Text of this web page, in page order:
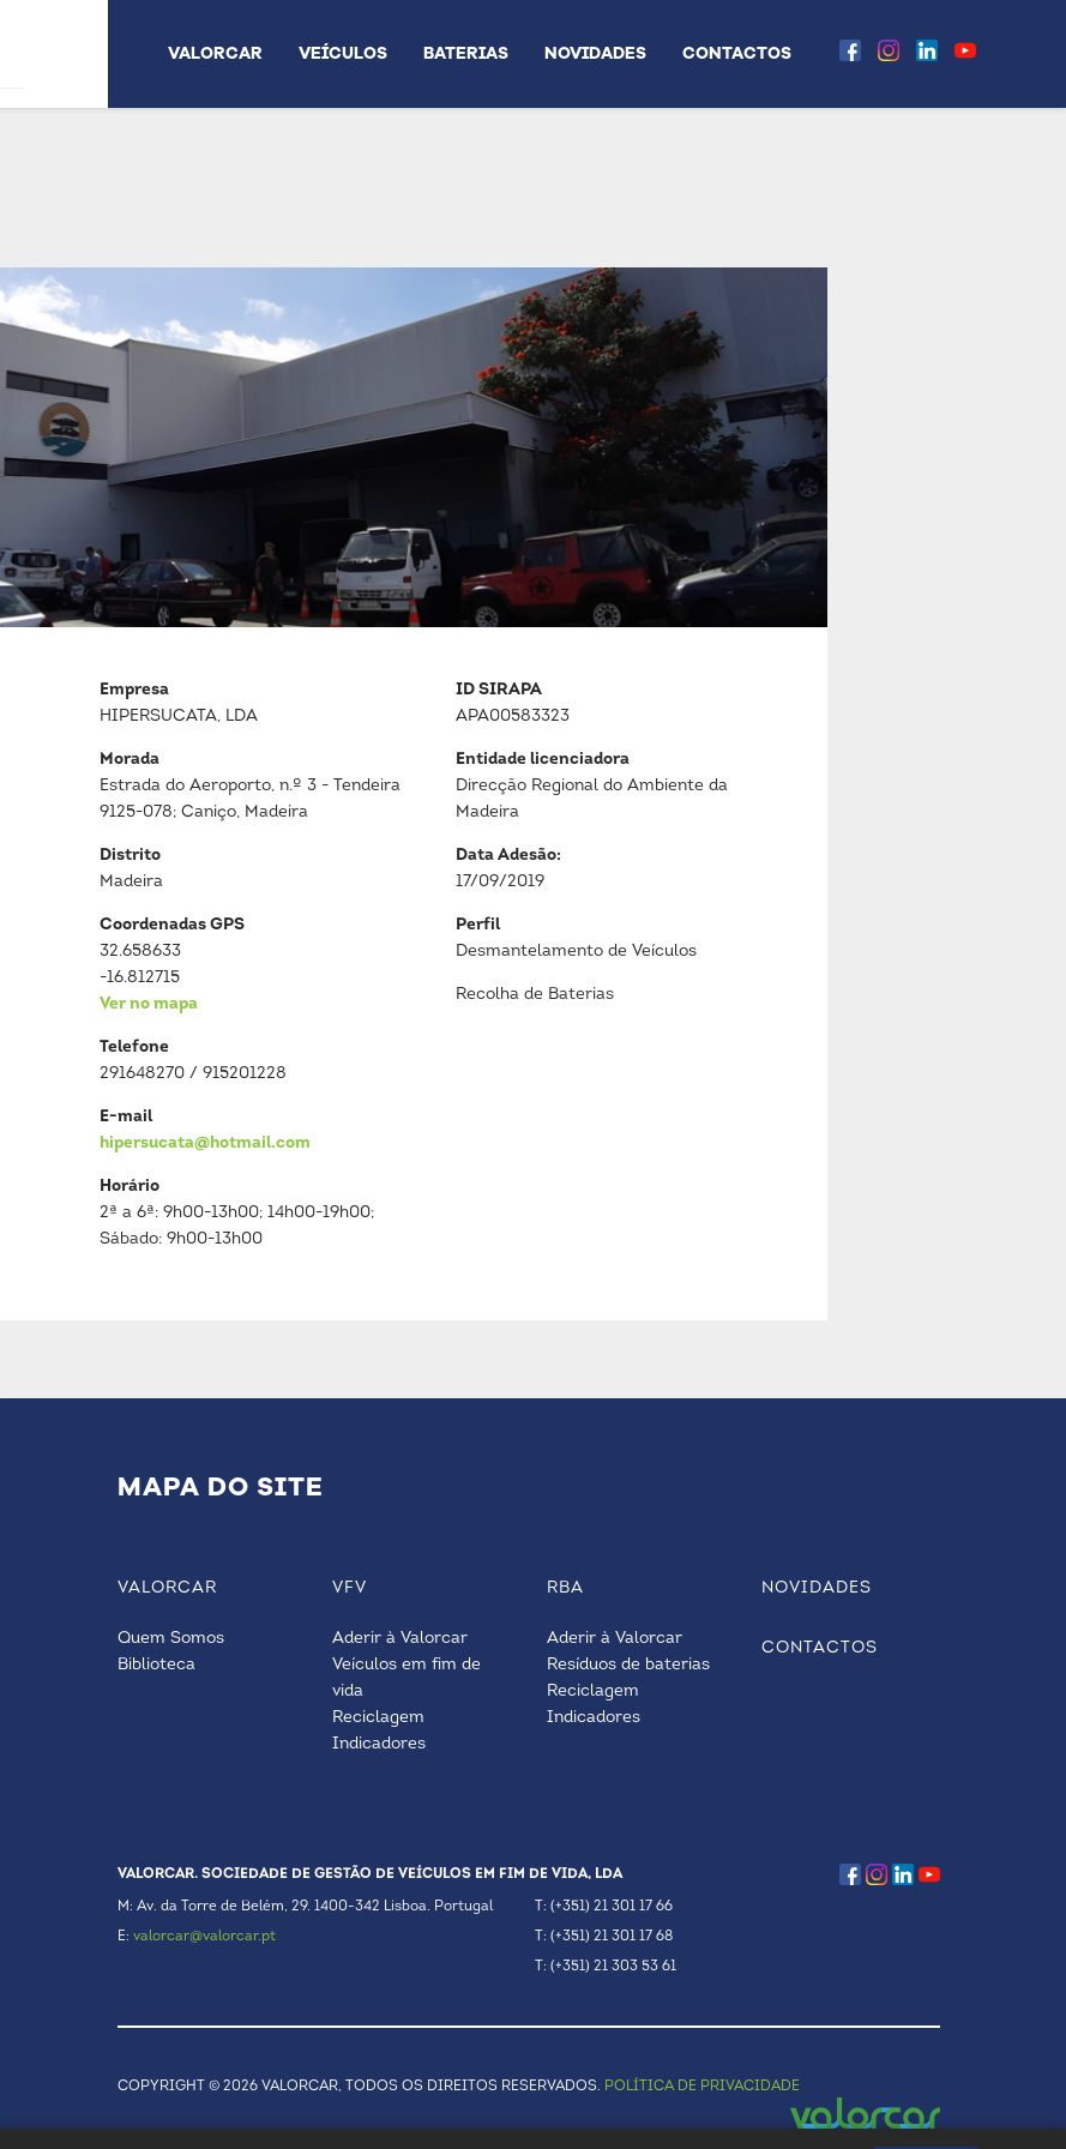
VALORCAR VEÍCULOS BATERIAS NOVIDADES CONTACTOS
Empresa
HIPERSUCATA, LDA
Morada
Estrada do Aeroporto, n.º 3 - Tendeira
9125-078; Caniço, Madeira
Distrito
Madeira
Coordenadas GPS
32.658633
-16.812715
Ver no mapa
Telefone
291648270 / 915201228
E-mail
hipersucata@hotmail.com
Horário
2ª a 6ª: 9h00-13h00; 14h00-19h00;
Sábado: 9h00-13h00
ID SIRAPA
APA00583323
Entidade licenciadora
Direcção Regional do Ambiente da
Madeira
Data Adesão:
17/09/2019
Perfil
Desmantelamento de Veículos
Recolha de Baterias
MAPA DO SITE
VALORCAR
Quem Somos
Biblioteca
VFV
Aderir à Valorcar
Veículos em fim de
vida
Reciclagem
Indicadores
RBA
Aderir à Valorcar
Resíduos de baterias
Reciclagem
Indicadores
NOVIDADES
CONTACTOS
VALORCAR. SOCIEDADE DE GESTÃO DE VEÍCULOS EM FIM DE VIDA, LDA
M: Av. da Torre de Belém, 29. 1400-342 Lisboa. Portugal
E: valorcar@valorcar.pt
T: (+351) 21 301 17 66
T: (+351) 21 301 17 68
T: (+351) 21 303 53 61
COPYRIGHT © 2026 VALORCAR, TODOS OS DIREITOS RESERVADOS. POLÍTICA DE PRIVACIDADE